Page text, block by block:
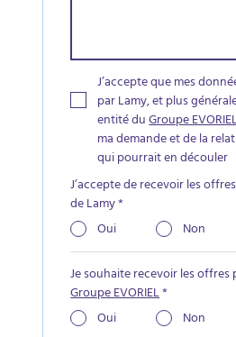
J’accepte que mes
par Lamy, et plus
entité duGroupe
ma demande et de la
qui pourrait en découler
J’accepte de recevoir les
de Lamy*
Oui
Non
Je souhaite recevoir les offres
Groupe EVORIEL*
Oui
Non